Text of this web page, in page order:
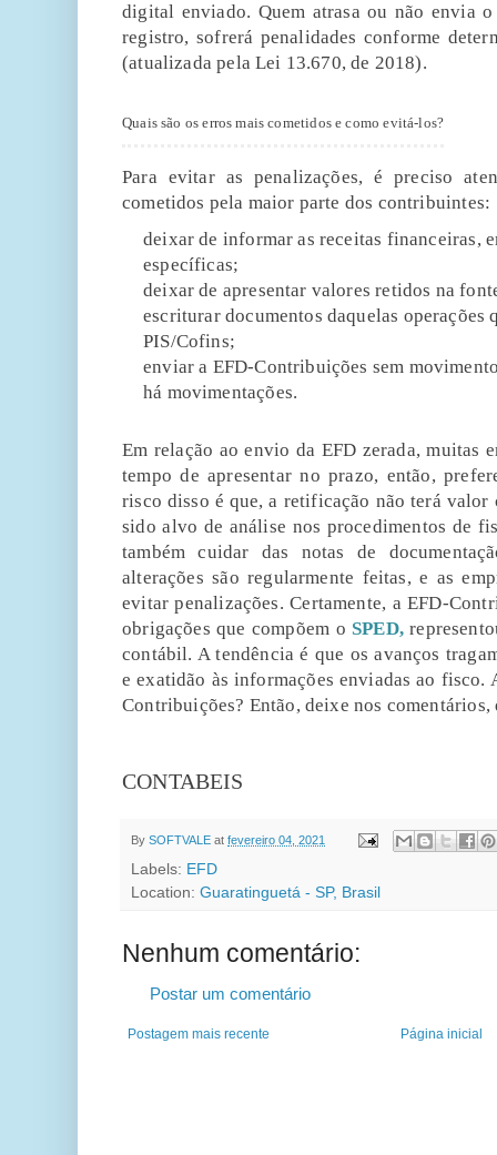
digital enviado. Quem atrasa ou não envia
registro, sofrerá penalidades conforme
(atualizada pela Lei 13.670, de 2018).
Quais são os erros mais cometidos e como evitá-los?
Para evitar as penalizações, é preciso
cometidos pela maior parte dos contribuintes:
deixar de informar as receitas financeiras,
específicas;
deixar de apresentar valores retidos na
escriturar documentos daquelas operações
PIS/Cofins;
enviar a EFD-Contribuições sem
há movimentações.
Em relação ao envio da EFD zerada, muitas
tempo de apresentar no prazo, então,
risco disso é que, a retificação não terá
sido alvo de análise nos procedimentos de
também cuidar das notas de
alterações são regularmente feitas, e as
evitar penalizações. Certamente, a EFD-
obrigações que compõem o SPED,
contábil. A tendência é que os avanços
e exatidão às informações enviadas ao fisco.
Contribuições? Então, deixe nos comentários,
CONTABEIS
By SOFTVALE at fevereiro 04, 2021
Labels: EFD
Location: Guaratinguetá - SP, Brasil
Nenhum comentário:
Postar um comentário
Postagem mais recente Página inicial